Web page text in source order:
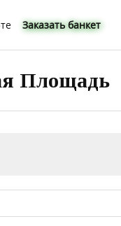
Заказать банкет
Площадь